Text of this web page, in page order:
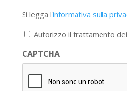
legga
l'informativa
privacy
*
Si legga l'informativa sulla
Autorizzo il trattamento
CAPTCHA